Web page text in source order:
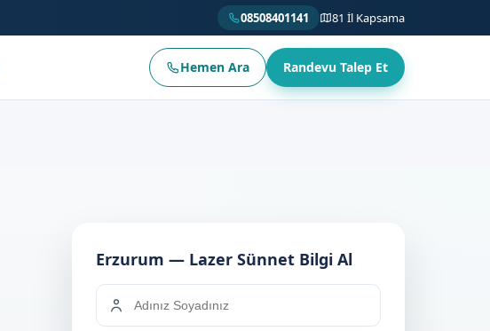
08508401141 81 İl Kapsama
Hemen Ara Randevu Talep Et
Erzurum — Lazer Sünnet Bilgi Al